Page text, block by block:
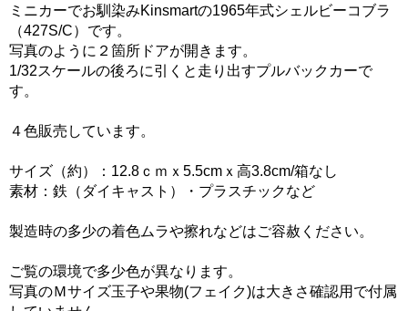
ミニカーでお馴染みKinsmartの1965年式シェルビーコブラ
（427S/C）です。
写真のように２箇所ドアが開きます。
1/32スケールの後ろに引くと走り出すプルバックカーで
す。
４色販売しています。
サイズ（約）：12.8ｃｍｘ5.5cmｘ高3.8cm/箱なし
素材：鉄（ダイキャスト）・プラスチックなど
製造時の多少の着色ムラや擦れなどはご容赦ください。
ご覧の環境で多少色が異なります。
写真のＭサイズ玉子や果物(フェイク)は大きさ確認用で付属